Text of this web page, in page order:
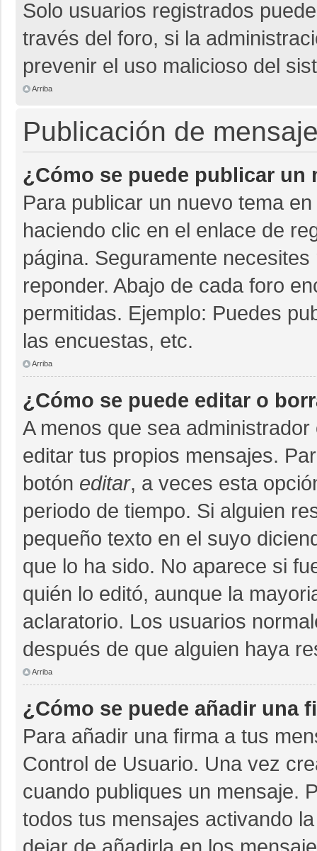
Solo usuarios registrados
través del foro, si la
prevenir el uso malicioso del
Arriba
Publicación de
¿Cómo se puede publicar un
Para publicar un nuevo tema
haciendo clic en el enlace de
página. Seguramente
reponder. Abajo de cada foro
permitidas. Ejemplo: Puedes
las encuestas, etc.
Arriba
¿Cómo se puede editar o
A menos que sea
editar tus propios mensajes.
botón editar, a veces esta
periodo de tiempo. Si alguien
pequeño texto en el suyo
que lo ha sido. No aparece si
quién lo editó, aunque la
aclaratorio. Los usuarios
después de que alguien haya
Arriba
¿Cómo se puede añadir una
Para añadir una firma a tus
Control de Usuario. Una vez
cuando publiques un mensaje.
todos tus mensajes activando
dejar de añadirla en los